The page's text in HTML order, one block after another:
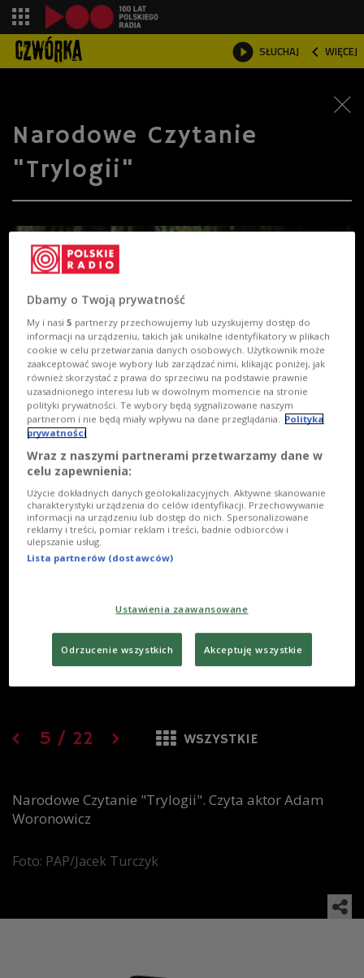
 SŁUCHAJ  WIĘCEJ

Narodowe Czytanie
"Trylogii"
5 / 22 WSZYSTKIE
Narodowe Czytanie "Trylogii". Czyta aktor Adam
Woronowicz
Foto: PAP/Jacek Turczyk
Dbamy o Twoją prywatność
My i nasi5 partnerzy przechowujemy lub uzyskujemy dostęp do
informacji na urządzeniu, takich jak unikalne identyfikatory w plikach
cookie w celu przetwarzania danych osobowych. Użytkownik może
zaakceptować swoje wybory lub zarządzać nimi, klikając poniżej, jak
również skorzystać z prawa do sprzeciwu na podstawie prawnie
uzasadnionego interesu lub w dowolnym momencie na stronie
polityki prywatności. Te wybory będą sygnalizowane naszym
partnerom i nie będą miały wpływu na dane przeglądania.
Polityka
prywatności
Wraz z naszymi partnerami przetwarzamy dane w
celu zapewnienia:
Użycie dokładnych danych geolokalizacyjnych. Aktywne skanowanie
charakterystyki urządzenia do celów identyfikacji. Przechowywanie
informacji na urządzeniu lub dostęp do nich. Spersonalizowane
reklamy i treści, pomiar reklam i treści, badnie odbiorców i
ulepszanie usług.
Lista partnerów (dostawców)
Ustawienia zaawansowane
Odrzucenie wszystkich Akceptuję wszystkie